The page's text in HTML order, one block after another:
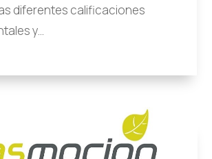
diferentes calificaciones
y...